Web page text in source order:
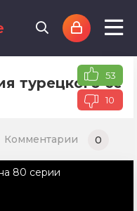
турецкого 53
10
Комментарии 0
80 серии